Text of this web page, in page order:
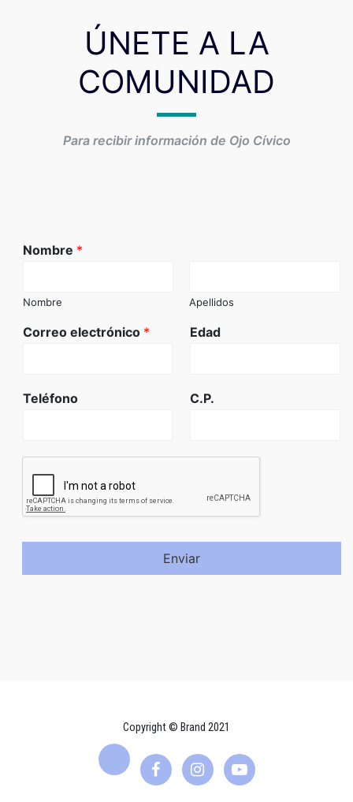
ÚNETE A LA
COMUNIDAD
Para recibir información de Ojo Cívico
Nombre *
Nombre Apellidos
Correo electrónico * Edad
Teléfono C.P.
Enviar
Copyright © Brand 2021